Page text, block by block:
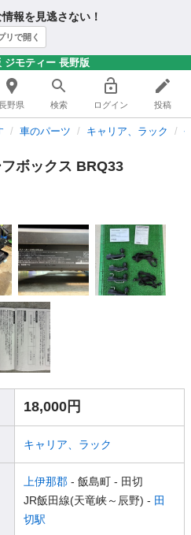
報を見逃さない！
リで開く
ジモティー 長野版
野県 検索 ログイン 投稿
車のパーツ キャリア、ラック
ボックス BRQ33
18,000円
キャリア、ラック
上伊那郡 - 飯島町 - 田切
JR飯田線(天竜峡～辰野) - 田
切駅